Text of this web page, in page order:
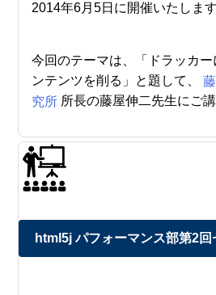
2014年6月5日に開催いたします
今回のテーマは、「ドラッカ
ンテンツを削る」と題して、
究所 所長の藤屋伸二先生にご講
html5j パフォーマンス部第2回